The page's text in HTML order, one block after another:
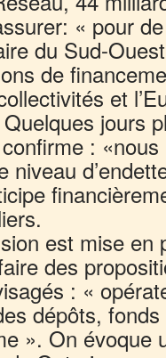
« pour
du Sud-
de
et
jours
:
niveau
est mise en
des
: «
dépôts,
». On